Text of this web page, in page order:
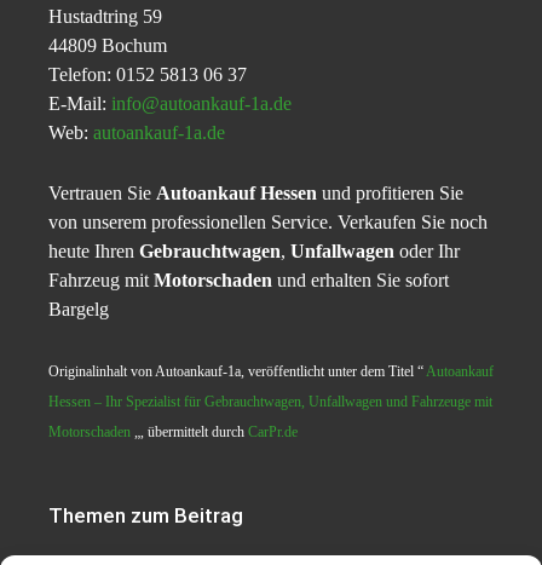
Hustadtring 59
44809 Bochum
Telefon: 0152 5813 06 37
E-Mail: info@autoankauf-1a.de
Web: autoankauf-1a.de
Vertrauen Sie Autoankauf Hessen und profitieren Sie
von unserem professionellen Service. Verkaufen Sie noch
heute Ihren Gebrauchtwagen, Unfallwagen oder Ihr
Fahrzeug mit Motorschaden und erhalten Sie sofort
Bargelg
Originalinhalt von Autoankauf-1a, veröffentlicht unter dem Titel “Autoankauf
Hessen – Ihr Spezialist für Gebrauchtwagen, Unfallwagen und Fahrzeuge mit
Motorschaden „, übermittelt durch CarPr.de
Themen zum Beitrag